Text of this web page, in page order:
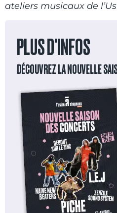
ateliers musicaux de
PLUS D'INFOS
DÉCOUVREZ LA NOUVELLE